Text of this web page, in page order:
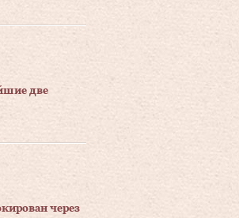
две
через